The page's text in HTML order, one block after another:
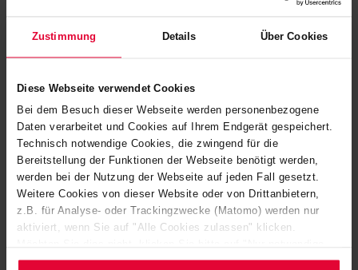
Zustimmung Details Über Cookies
Diese Webseite verwendet Cookies
Bei dem Besuch dieser Webseite werden personenbezogene
Daten verarbeitet und Cookies auf Ihrem Endgerät gespeichert.
Technisch notwendige Cookies, die zwingend für die
Bereitstellung der Funktionen der Webseite benötigt werden,
werden bei der Nutzung der Webseite auf jeden Fall gesetzt.
Weitere Cookies von dieser Website oder von Drittanbietern,
z.B. für Analyse- oder Trackingzwecke (Matomo) werden nur
aktiviert, wenn Sie auf "Alle Cookies zulassen" klicken.
Cookies verwenden". Mehr dazu (einschließlich der Möglichkeit,
Der Betreiber WDI hat eine Baustellenkamera installiert, die
https://www.wdi.de/willkommen.html
Nachfrage nach umweltfreundlicher Beiztechnologie
von Steuler wächst.
Der Bereich Oberflächentechnik des Steuler Anlagenbaus
ist in den letzten Jahren zu einem der international
führenden Anbieter für die chemische Behandlung von
Draht herangewachsen. Dank der jüngsten Aufträge von
SBE-Varvit (Italien) und auch Hyundai (Korea) konnte